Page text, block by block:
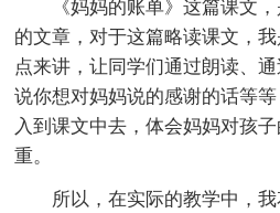
《妈妈的账单》这篇课文
的文章，对于这篇略读课文，
点来讲，让同学们通过朗读、
说你想对妈妈说的感谢的话等
入到课文中去，体会妈妈对孩
重。
所以，在实际的教学中，